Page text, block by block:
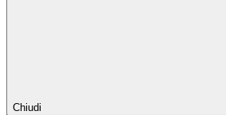
Chiudi